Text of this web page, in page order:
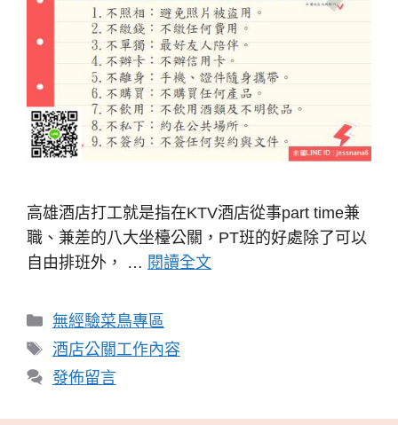
高雄酒店打工就是指在KTV酒店從事part time兼
職、兼差的八大坐檯公關，PT班的好處除了可以
自由排班外， … 閱讀全文
分
類
無經驗菜鳥專區
標
籤
酒店公關工作內容
發佈留言